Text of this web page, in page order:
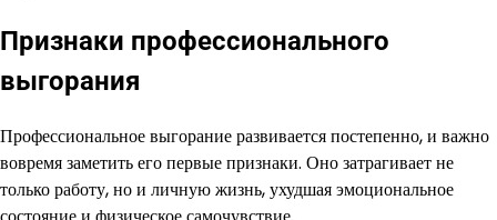
Признаки профессионального
выгорания
Профессиональное выгорание развивается постепенно, и важно
вовремя заметить его первые признаки. Оно затрагивает не
только работу, но и личную жизнь, ухудшая эмоциональное